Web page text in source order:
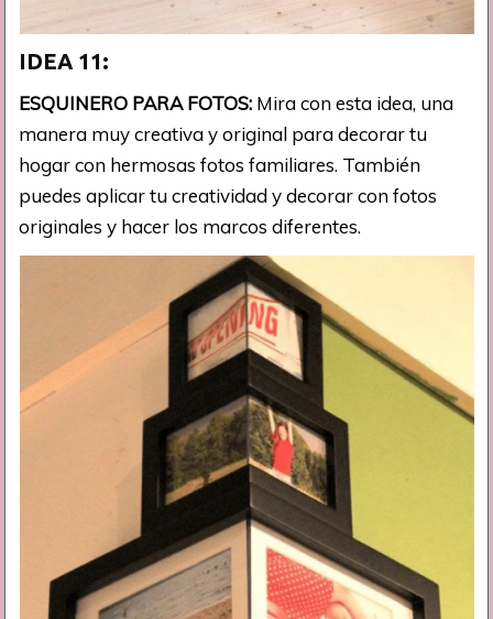
IDEA 11:
ESQUINERO PARA FOTOS: Mira con esta idea, una
manera muy creativa y original para decorar tu
hogar con hermosas fotos familiares. También
puedes aplicar tu creatividad y decorar con fotos
originales y hacer los marcos diferentes.